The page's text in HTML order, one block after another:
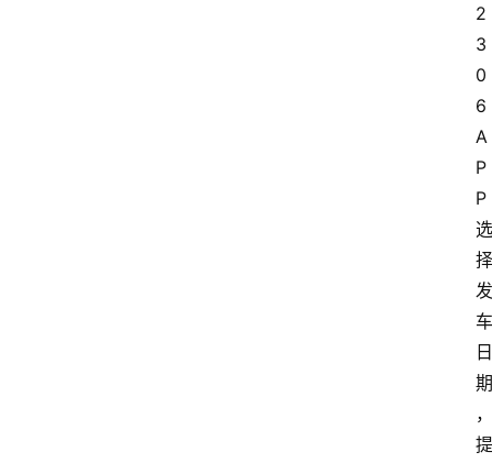
2
3
0
6
A
P
P
选
择
发
车
日
期
，
提